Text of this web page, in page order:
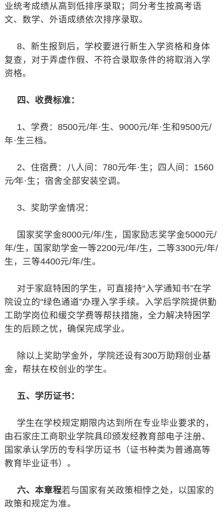
业统考成绩从高到低排序录取；同分考生按高考语
文、数学、外语成绩依次排序录取。
8、新生报到后，学校要进行新生入学资格和身体
复查，对于弄虚作假、不符合录取条件的将取消入学
资格。
四、收费标准：
1、学费：8500元/年·生、9000元/年·生和9500元/
年·生三档。
2、住宿费：八人间：780元∕年·生；四人间：1560
元∕年·生；宿舍全部安装空调。
3、奖助学金情况：
国家奖学金8000元/年/生，国家励志奖学金5000元/
年/生，国家助学金一等2200元/年/生，二等3300元/年/
生，三等4400元/年/生。
对于家庭特困的学生，可直接持“入学通知书”在学
院设立的“绿色通道”办理入学手续。入学后学院提供勤
工助学岗位和缓交学费等帮扶措施，全力解决特困学
生的后顾之忧，确保完成学业。
除以上奖助学金外，学院还设有300万助翔创业基
金，帮扶在校创业的学生。
五、学历证书：
学生在学校规定期限内达到所在专业毕业要求的，
由石家庄工商职业学院具印颁发经教育部电子注册、
国家承认学历的专科学历证书（证书种类为普通高等
教育毕业证书）。
六、本章程若与国家有关政策相悖之处，以国家的
政策和规定为准。